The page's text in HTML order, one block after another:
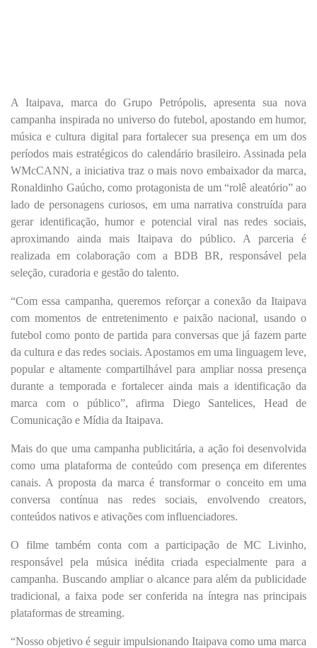
A Itaipava, marca do Grupo Petrópolis, apresenta sua nova
campanha inspirada no universo do futebol, apostando em humor,
música e cultura digital para fortalecer sua presença em um dos
períodos mais estratégicos do calendário brasileiro. Assinada pela
WMcCANN, a iniciativa traz o mais novo embaixador da marca,
Ronaldinho Gaúcho, como protagonista de um “rolê aleatório” ao
lado de personagens curiosos, em uma narrativa construída para
gerar identificação, humor e potencial viral nas redes sociais,
aproximando ainda mais Itaipava do público. A parceria é
realizada em colaboração com a BDB BR, responsável pela
seleção, curadoria e gestão do talento.
“Com essa campanha, queremos reforçar a conexão da Itaipava
com momentos de entretenimento e paixão nacional, usando o
futebol como ponto de partida para conversas que já fazem parte
da cultura e das redes sociais. Apostamos em uma linguagem leve,
popular e altamente compartilhável para ampliar nossa presença
durante a temporada e fortalecer ainda mais a identificação da
marca com o público”, afirma Diego Santelices, Head de
Comunicação e Mídia da Itaipava.
Mais do que uma campanha publicitária, a ação foi desenvolvida
como uma plataforma de conteúdo com presença em diferentes
canais. A proposta da marca é transformar o conceito em uma
conversa contínua nas redes sociais, envolvendo creators,
conteúdos nativos e ativações com influenciadores.
O filme também conta com a participação de MC Livinho,
responsável pela música inédita criada especialmente para a
campanha. Buscando ampliar o alcance para além da publicidade
tradicional, a faixa pode ser conferida na íntegra nas principais
plataformas de streaming.
“Nosso objetivo é seguir impulsionando Itaipava como uma marca